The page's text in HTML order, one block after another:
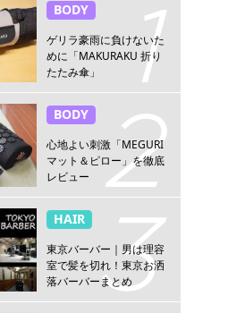
BODY
ゲリラ豪雨に負けないた
めに「MAKURAKU 折り
たたみ傘」
BODY
心地よい刺激「MEGURI
マット＆ピロー」を徹底
レビュー
HAIR
東京バーバー｜男は理容
室で髪を切れ！東京お洒
落バーバーまとめ